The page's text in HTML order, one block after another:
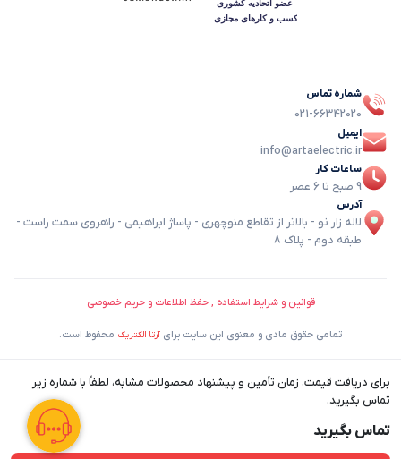
شماره تماس
021-66342020
ایمیل
info@artaelectric.ir
ساعات کار
9 صبح تا 6 عصر
آدرس
لاله زار نو - بالاتر از تقاطع منوچهری - پاساژ ابراهیمی - راهروی سمت راست -
طبقه دوم - پلاک 8
قوانین و شرایط استفاده , حفظ اطلاعات و حریم خصوصی
تمامی حقوق مادی و معنوی این سایت برای آرتا الکتریک محفوظ است.
برای دریافت قیمت، زمان تأمین و پیشنهاد محصولات مشابه، لطفاً با شماره زیر
تماس بگیرید.
تماس بگیرید